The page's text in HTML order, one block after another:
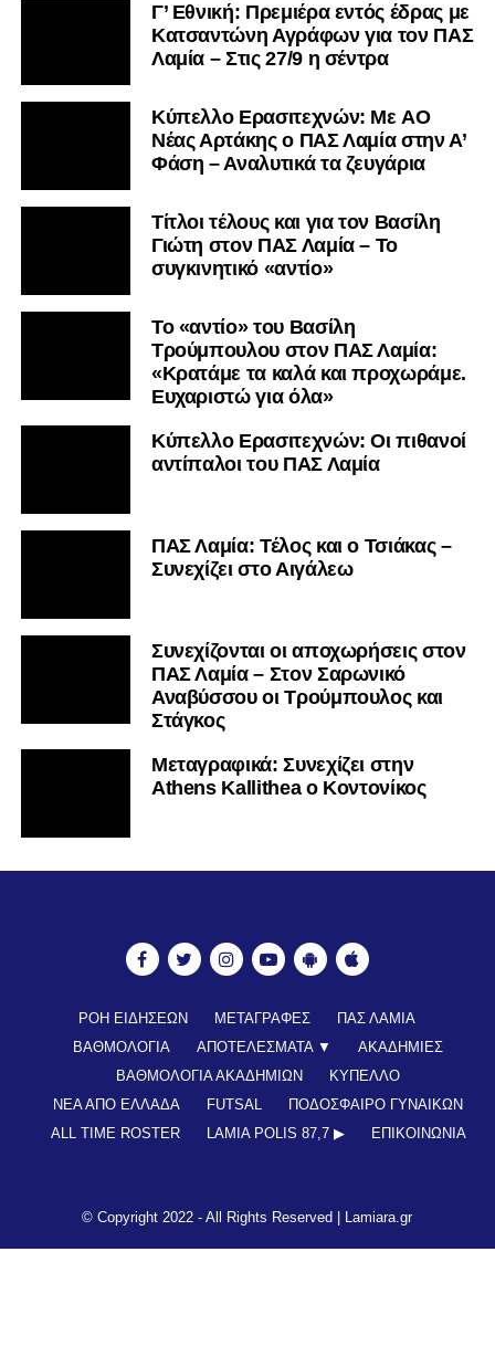
Γ’ Εθνική: Πρεμιέρα εντός έδρας με
Κατσαντώνη Αγράφων για τον ΠΑΣ
Λαμία – Στις 27/9 η σέντρα
Kύπελλο Ερασιτεχνών: Με AO
Nέας Αρτάκης ο ΠΑΣ Λαμία στην Α’
Φάση – Αναλυτικά τα ζευγάρια
Τίτλοι τέλους και για τον Βασίλη
Γιώτη στον ΠΑΣ Λαμία – Το
συγκινητικό «αντίο»
Το «αντίο» του Βασίλη
Τρούμπουλου στον ΠΑΣ Λαμία:
«Κρατάμε τα καλά και προχωράμε.
Ευχαριστώ για όλα»
Κύπελλο Ερασιτεχνών: Οι πιθανοί
αντίπαλοι του ΠΑΣ Λαμία
ΠΑΣ Λαμία: Τέλος και ο Τσιάκας –
Συνεχίζει στο Αιγάλεω
Συνεχίζονται οι αποχωρήσεις στον
ΠΑΣ Λαμία – Στον Σαρωνικό
Αναβύσσου οι Τρούμπουλος και
Στάγκος
Mεταγραφικά: Συνεχίζει στην
Athens Kallithea ο Κοντονίκος
ΡΟΗ ΕΙΔΗΣΕΩΝ ΜΕΤΑΓΡΑΦΕΣ
ΠΑΣ ΛΑΜΙΑ
ΒΑΘΜΟΛΟΓΙΑ
ΑΠΟΤΕΛΕΣΜΑΤΑ ▼
ΑΚΑΔΗΜΙΕΣ
ΒΑΘΜΟΛΟΓΙΑ ΑΚΑΔΗΜΙΩΝ
ΚΥΠΕΛΛΟ
ΝΕΑ ΑΠΟ ΕΛΛΑΔΑ
FUTSAL
ΠΟΔΟΣΦΑΙΡΟ ΓΥΝΑΙΚΩΝ
ALL TIME ROSTER
LAMIA POLIS 87,7 ▶︎ ΕΠΙΚΟΙΝΩΝΊΑ
© Copyright 2022 - All Rights Reserved | Lamiara.gr